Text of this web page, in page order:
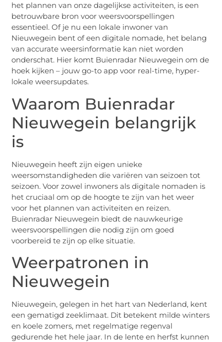
het plannen van onze dagelijkse activiteiten, is een
betrouwbare bron voor weersvoorspellingen
essentieel. Of je nu een lokale inwoner van
Nieuwegein bent of een digitale nomade, het belang
van accurate weersinformatie kan niet worden
onderschat. Hier komt Buienradar Nieuwegein om de
hoek kijken – jouw go-to app voor real-time, hyper-
lokale weersupdates.
Waarom Buienradar
Nieuwegein belangrijk
is
Nieuwegein heeft zijn eigen unieke
weersomstandigheden die variëren van seizoen tot
seizoen. Voor zowel inwoners als digitale nomaden is
het cruciaal om op de hoogte te zijn van het weer
voor het plannen van activiteiten en reizen.
Buienradar Nieuwegein biedt de nauwkeurige
weersvoorspellingen die nodig zijn om goed
voorbereid te zijn op elke situatie.
Weerpatronen in
Nieuwegein
Nieuwegein, gelegen in het hart van Nederland, kent
een gematigd zeeklimaat. Dit betekent milde winters
en koele zomers, met regelmatige regenval
gedurende het hele jaar. In de lente en herfst kunnen